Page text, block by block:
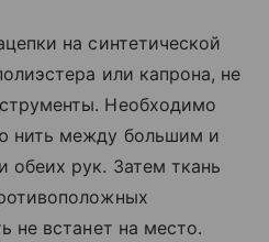
на синтетической
или капрона, не
Необходимо
нить между большим и
обеих рук. Затем ткань
не встанет на место.